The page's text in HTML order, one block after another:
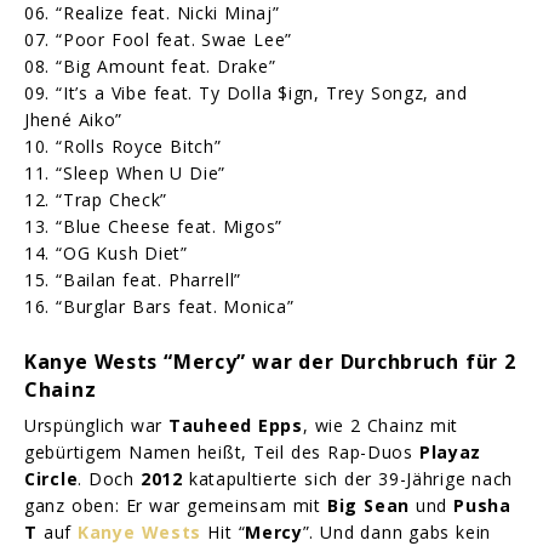
06. “Realize feat. Nicki Minaj”
07. “Poor Fool feat. Swae Lee”
08. “Big Amount feat. Drake”
09. “It’s a Vibe feat. Ty Dolla $ign, Trey Songz, and
Jhené Aiko”
10. “Rolls Royce Bitch”
11. “Sleep When U Die”
12. “Trap Check”
13. “Blue Cheese feat. Migos”
14. “OG Kush Diet”
15. “Bailan feat. Pharrell”
16. “Burglar Bars feat. Monica”
Kanye Wests “Mercy” war der Durchbruch für 2
Chainz
Urspünglich war Tauheed Epps, wie 2 Chainz mit
gebürtigem Namen heißt, Teil des Rap-Duos Playaz
Circle. Doch 2012 katapultierte sich der 39-Jährige nach
ganz oben: Er war gemeinsam mit Big Sean und Pusha
T auf Kanye Wests Hit “Mercy”. Und dann gabs kein